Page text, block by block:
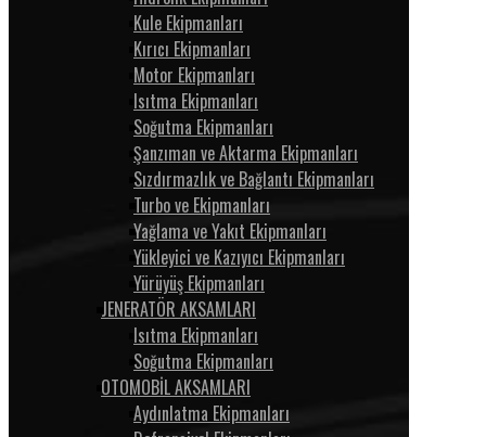
Kule Ekipmanları
Kırıcı Ekipmanları
Motor Ekipmanları
Isıtma Ekipmanları
Soğutma Ekipmanları
Şanzıman ve Aktarma Ekipmanları
Sızdırmazlık ve Bağlantı Ekipmanları
Turbo ve Ekipmanları
Yağlama ve Yakıt Ekipmanları
Yükleyici ve Kazıyıcı Ekipmanları
Yürüyüş Ekipmanları
JENERATÖR AKSAMLARI
Isıtma Ekipmanları
Soğutma Ekipmanları
OTOMOBİL AKSAMLARI
Aydınlatma Ekipmanları